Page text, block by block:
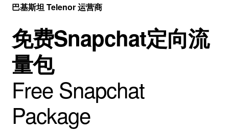
巴基斯坦 Telenor 运营商
免费Snapchat定向流
量包
Free Snapchat
Package